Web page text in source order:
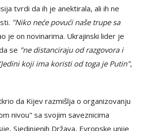
tvrdi da ih je anektirala, ali ih ne
"Niko neće povući naše trupe sa
je on novinarima. Ukrajinski lider je
se "ne distanciraju od razgovora i
koji ima koristi od toga je Putin",
da Kijev razmišlja o organizovanju
nivou" sa svojim saveznicima
Sjedinjenih Država, Evropske unije